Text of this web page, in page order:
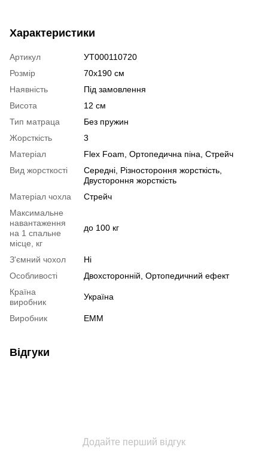
Характеристики
Артикул
УТ000110720
Розмір
70х190 см
Наявність
Під замовлення
Висота
12 см
Тип матраца
Без пружин
Жорсткість
3
Матеріал
Flex Foam Ортопедична піна Стрейч
Вид жорсткості
Середні Різностороння жорсткість
Двустороння жорсткість
Матеріал чохла
Стрейч
Максимальне
навантаження
на 1 спальне
місце, кг
до 100 кг
З'ємний чохол
Ні
Особливості
Двохсторонній Ортопедичний ефект
Країна
виробник
Україна
Виробник ЕММ
Відгуки
Додайте перший відгук